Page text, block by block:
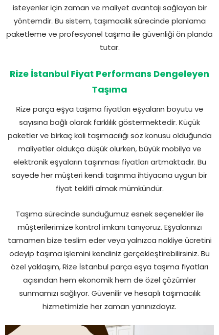
isteyenler için zaman ve maliyet avantajı sağlayan bir
yöntemdir. Bu sistem, taşımacılık sürecinde planlama
paketleme ve profesyonel taşıma ile güvenliği ön planda
tutar.
Rize İstanbul Fiyat Performans Dengeleyen
Taşıma
Rize parça eşya taşıma fiyatları eşyaların boyutu ve
sayısına bağlı olarak farklılık göstermektedir. Küçük
paketler ve birkaç koli taşımacılığı söz konusu olduğunda
maliyetler oldukça düşük olurken, büyük mobilya ve
elektronik eşyaların taşınması fiyatları artmaktadır. Bu
sayede her müşteri kendi taşınma ihtiyacına uygun bir
fiyat teklifi almak mümkündür.
Taşıma sürecinde sunduğumuz esnek seçenekler ile
müşterilerimize kontrol imkanı tanıyoruz. Eşyalarınızı
tamamen bize teslim eder veya yalnızca nakliye ücretini
ödeyip taşıma işlemini kendiniz gerçekleştirebilirsiniz. Bu
özel yaklaşım, Rize İstanbul parça eşya taşıma fiyatları
açısından hem ekonomik hem de özel çözümler
sunmamızı sağlıyor. Güvenilir ve hesaplı taşımacılık
hizmetimizle her zaman yanınızdayız.